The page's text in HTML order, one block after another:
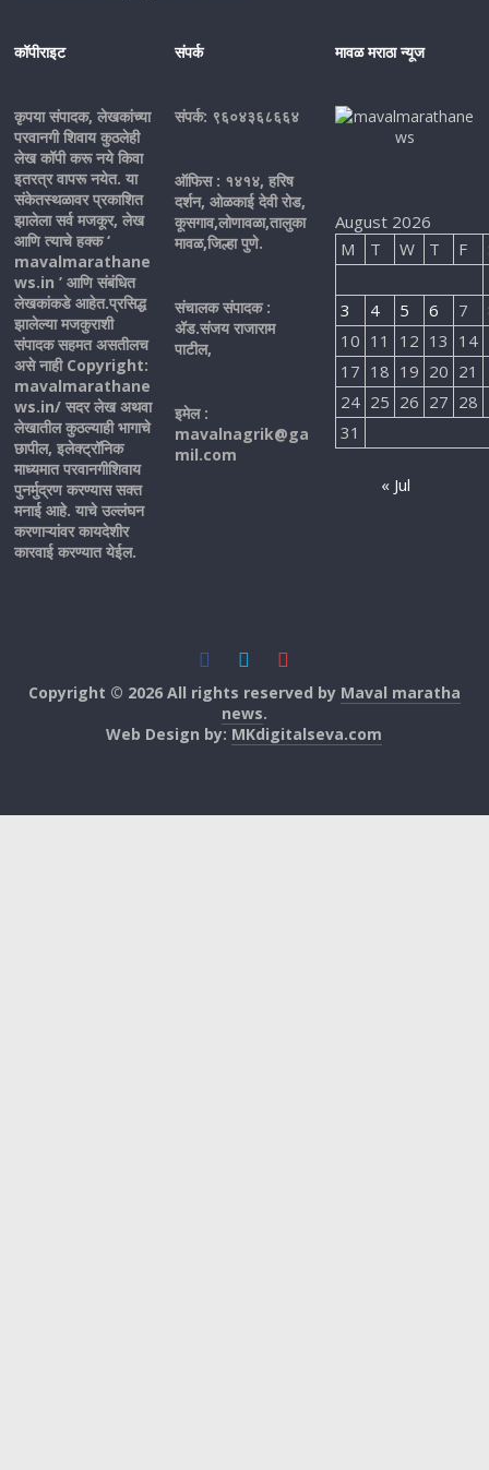
कॉपीराइट
कृपया संपादक, लेखकांच्या
परवानगी शिवाय कुठलेही
लेख कॉपी करू नये किवा
इतरत्र वापरू नयेत. या
संकेतस्थळावर प्रकाशित
झालेला सर्व मजकूर, लेख
आणि त्याचे हक्क ‘
mavalmarathane
ws.in ’ आणि संबंधित
लेखकांकडे आहेत.प्रसिद्ध
झालेल्या मजकुराशी
संपादक सहमत असतीलच
असे नाही Copyright:
mavalmarathane
ws.in/ सदर लेख अथवा
लेखातील कुठल्याही भागाचे
छापील, इलेक्ट्रॉनिक
माध्यमात परवानगीशिवाय
पुनर्मुद्रण करण्यास सक्त
मनाई आहे. याचे उल्लंघन
करणाऱ्यांवर कायदेशीर
कारवाई करण्यात येईल.
संपर्क
संपर्क: ९६०४३६८६६४
ऑफिस : १४१४, हरिष
दर्शन, ओळकाई देवी रोड,
कूसगाव,लोणावळा,तालुका
मावळ,जिल्हा पुणे.
संचालक संपादक :
ॲड.संजय राजाराम
पाटील,
इमेल :
mavalnagrik@ga
mil.com
मावळ मराठा न्यूज
August 2026
M
T W T F
3
4 5 6 7
10 11 12 13 14
17 18 19 20 21
24 25 26 27 28
31
« Jul
Copyright © 2026 All rights reserved by Maval maratha
news.
Web Design by: MKdigitalseva.com